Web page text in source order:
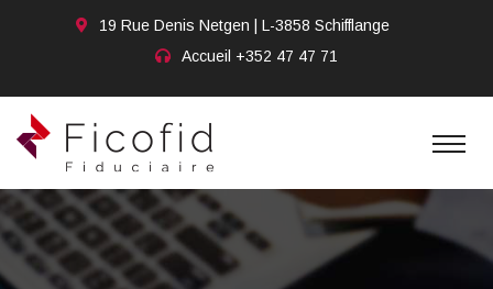
19 Rue Denis Netgen | L-3858 Schifflange
Accueil +352 47 47 71